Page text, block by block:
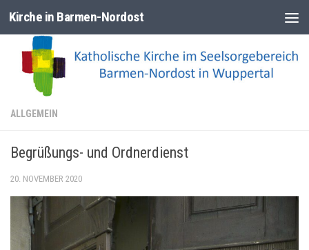
Zum Inhalt springen
Kirche in Barmen-Nordost
ALLGEMEIN
Begrüßungs- und Ordnerdienst
20. NOVEMBER 2020